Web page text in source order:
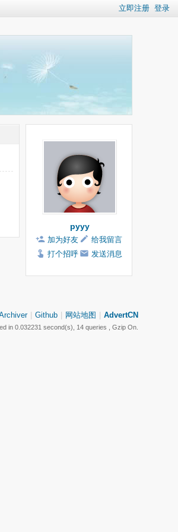
立即注册 登录
pyyy
加为好友
给我留言
打个招呼
发送消息
Github 网站地图 AdvertCN
in 0.032231 second(s), 14 queries , Gzip On.